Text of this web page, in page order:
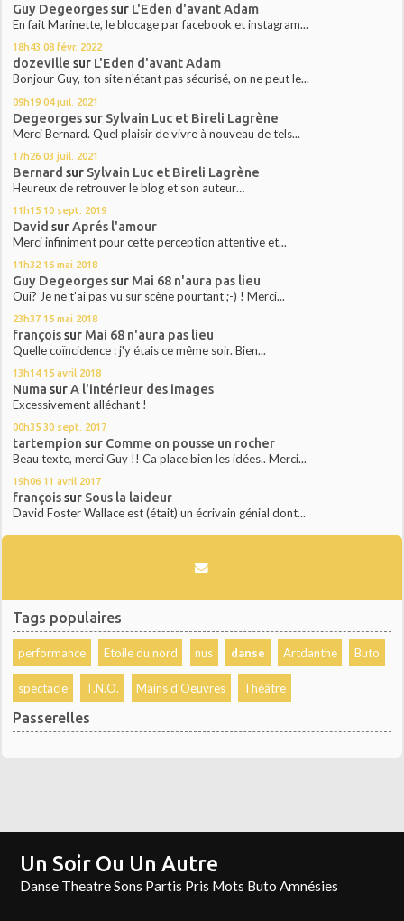
Guy Degeorgessur L'Eden d'avant Adam
En fait Marinette, le blocage par facebook et instagram...
18h43 08 févr. 2022
dozeville sur L'Eden d'avant Adam
Bonjour Guy, ton site n'étant pas sécurisé, on ne peut le...
09h19 04 juil. 2021
Degeorgessur Sylvain Luc et Bireli Lagrène
Merci Bernard. Quel plaisir de vivre à nouveau de tels...
17h26 03 juil. 2021
Bernard sur Sylvain Luc et Bireli Lagrène
Heureux de retrouver le blog et son auteur…
11h15 10 sept. 2019
David surAprés l'amour
Merci infiniment pour cette perception attentive et...
11h32 16 mai 2018
Guy Degeorgessur Mai 68 n'aura pas lieu
Oui? Je ne t'ai pas vu sur scène pourtant ;-) ! Merci...
23h37 15 mai 2018
françoissur Mai 68 n'aura pas lieu
Quelle coïncidence : j'y étais ce même soir. Bien...
13h14 15 avril 2018
Numa surA l'intérieur des images
Excessivement alléchant !
00h35 30 sept. 2017
tartempion sur Comme on pousse un rocher
Beau texte, merci Guy !! Ca place bien les idées.. Merci...
19h06 11 avril 2017
françoissur Sous la laideur
David Foster Wallace est (était) un écrivain génial dont...
Tags populaires
performance Etoile du nord nus danse Artdanthe Buto
spectacle T.N.O. Mains d'Oeuvres Théâtre
Passerelles
Un Soir Ou Un Autre
Danse Theatre Sons Partis Pris Mots Buto Amnésies